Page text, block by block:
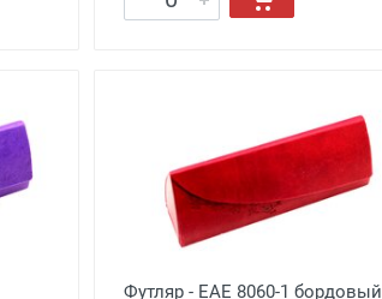
Футляр - EAE 8060-1 бордовый